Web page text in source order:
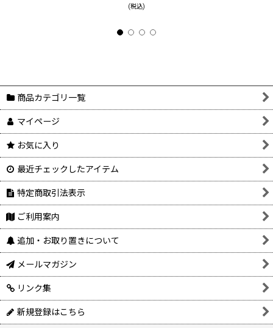
(税込)
商品カテゴリ一覧
マイページ
お気に入り
最近チェックしたアイテム
特定商取引法表示
ご利用案内
追加・お取り置きについて
メールマガジン
リンク集
新規登録はこちら